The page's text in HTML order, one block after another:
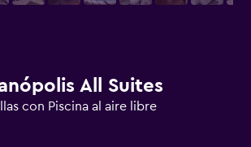
All Suites
con Piscina al aire libre